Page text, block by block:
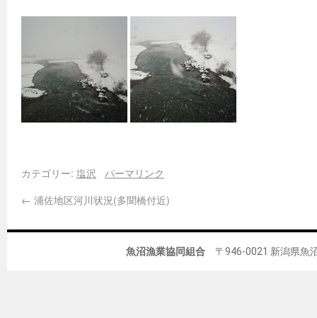
カテゴリー: 塩沢
パーマリンク
← 浦佐地区河川状況(多聞橋付近)
魚沼漁業協同組合 〒946-0021 新潟県魚